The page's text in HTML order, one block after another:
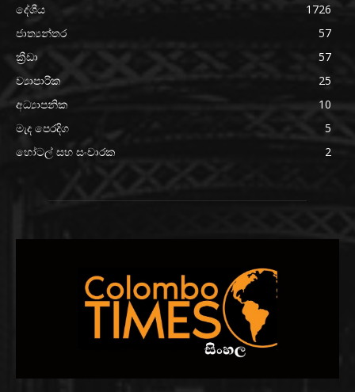
දේශීය
1726
ජාත්‍යන්තර
57
ක්‍රීඩා
57
ව්‍යාපාරික
25
අධ්‍යාපනික
10
මැද පෙරදිග
5
හෝටල් සහ සංචාරක
2